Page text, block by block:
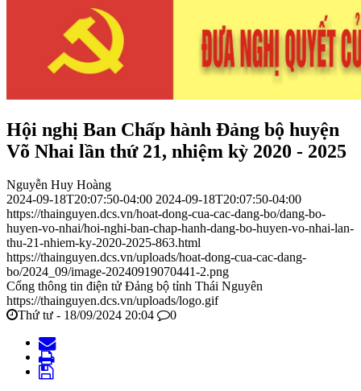
Hội nghị Ban Chấp hành Đảng bộ huyện
Võ Nhai lần thứ 21, nhiệm kỳ 2020 - 2025
Nguyễn Huy Hoàng
2024-09-18T20:07:50-04:00 2024-09-18T20:07:50-04:00
https://thainguyen.dcs.vn/hoat-dong-cua-cac-dang-bo/dang-bo-
huyen-vo-nhai/hoi-nghi-ban-chap-hanh-dang-bo-huyen-vo-nhai-lan-
thu-21-nhiem-ky-2020-2025-863.html
https://thainguyen.dcs.vn/uploads/hoat-dong-cua-cac-dang-
bo/2024_09/image-20240919070441-2.png
Cổng thông tin điện tử Đảng bộ tỉnh Thái Nguyên
https://thainguyen.dcs.vn/uploads/logo.gif
Thứ tư - 18/09/2024 20:04
0